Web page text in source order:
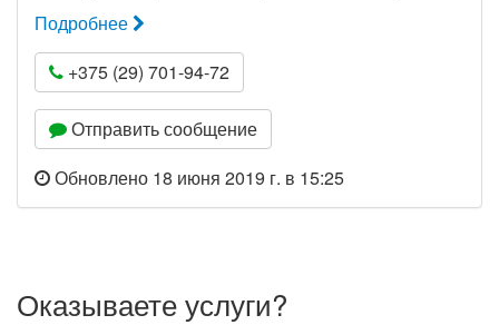
Подробнее
+375 (29) 701-94-72
Отправить сообщение
Обновлено 18 июня 2019 г. в 15:25
Оказываете услуги?